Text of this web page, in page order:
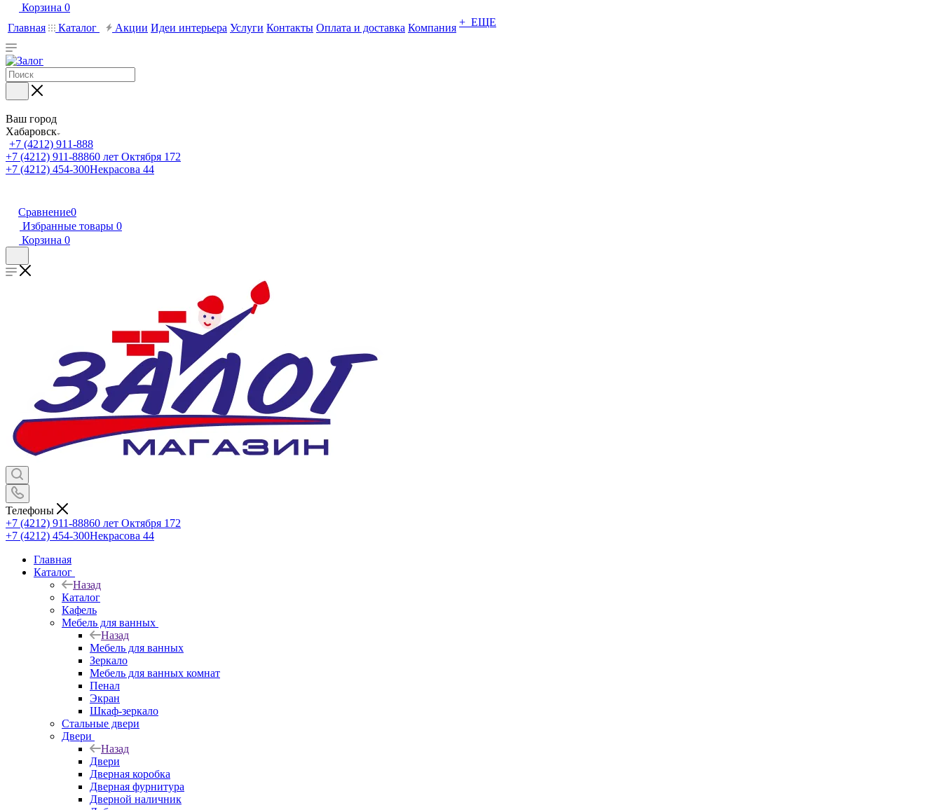
Корзина 0
Главная
Каталог Акции Идеи интерьера Услуги Контакты Оплата и доставка Компания + ЕЩЕ
Ваш город
Хабаровск
+7 (4212) 911-888
+7 (4212) 911-88860 лет Октября 172
+7 (4212) 454-300Некрасова 44
Сравнение0
Избранные товары 0
Корзина 0
Телефоны
+7 (4212) 911-88860 лет Октября 172
+7 (4212) 454-300Некрасова 44
Главная
Каталог
Назад
Каталог
Кафель
Мебель для ванных
Назад
Мебель для ванных
Зеркало
Мебель для ванных комнат
Пенал
Экран
Шкаф-зеркало
Стальные двери
Двери
Назад
Двери
Дверная коробка
Дверная фурнитура
Дверной наличник